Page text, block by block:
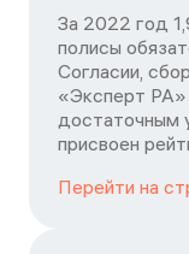
За 2022 год
полисы
Согласии,
«Эксперт РА»
достаточным
присвоен
Перейти на